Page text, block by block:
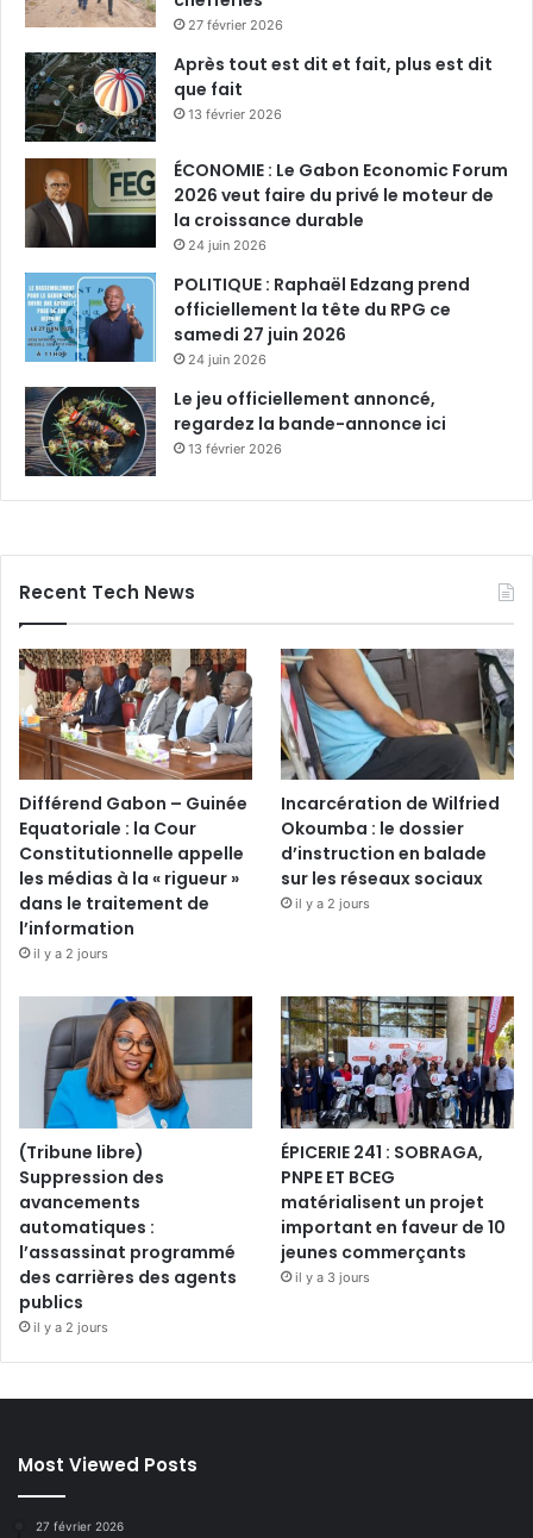
27 février 2026
Après tout est dit et fait, plus est dit
que fait
13 février 2026
ÉCONOMIE : Le Gabon Economic Forum
2026 veut faire du privé le moteur de
la croissance durable
24 juin 2026
POLITIQUE : Raphaël Edzang prend
officiellement la tête du RPG ce
samedi 27 juin 2026
24 juin 2026
Le jeu officiellement annoncé,
regardez la bande-annonce ici
13 février 2026
Recent Tech News
Différend Gabon – Guinée
Equatoriale : la Cour
Constitutionnelle appelle
les médias à la « rigueur »
dans le traitement de
l’information
il y a 2 jours
Incarcération de Wilfried
Okoumba : le dossier
d’instruction en balade
sur les réseaux sociaux
il y a 2 jours
(Tribune libre)
Suppression des
avancements
automatiques :
l’assassinat programmé
des carrières des agents
publics
il y a 2 jours
ÉPICERIE 241 : SOBRAGA,
PNPE ET BCEG
matérialisent un projet
important en faveur de 10
jeunes commerçants
il y a 3 jours
Most Viewed Posts
27 février 2026